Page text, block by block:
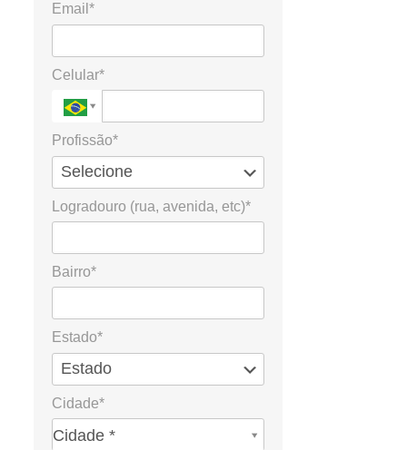
Email*
Celular*
Profissão*
Logradouro (rua, avenida, etc)*
Bairro*
Estado*
Cidade*
Cidade *
Cidade*